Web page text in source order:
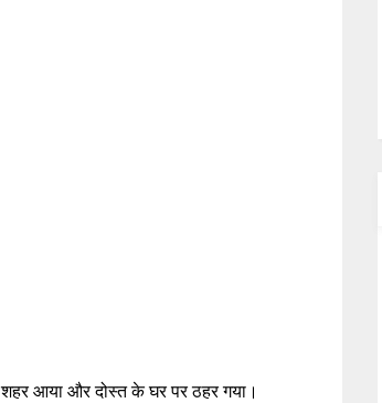
आया और दोस्त के घर पर ठहर गया।